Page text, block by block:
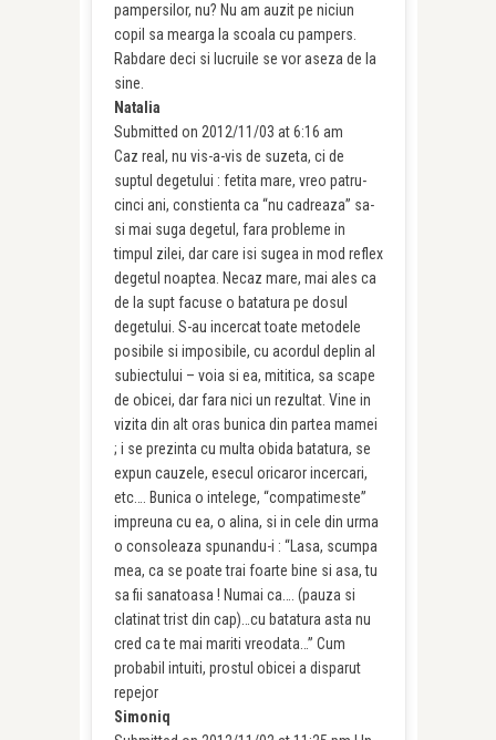
pampersilor, nu? Nu am auzit pe niciun
copil sa mearga la scoala cu pampers.
Rabdare deci si lucruile se vor aseza de la
sine.
Natalia
Submitted on 2012/11/03 at 6:16 am
Caz real, nu vis-a-vis de suzeta, ci de
suptul degetului : fetita mare, vreo patru-
cinci ani, constienta ca “nu cadreaza” sa-
si mai suga degetul, fara probleme in
timpul zilei, dar care isi sugea in mod reflex
degetul noaptea. Necaz mare, mai ales ca
de la supt facuse o batatura pe dosul
degetului. S-au incercat toate metodele
posibile si imposibile, cu acordul deplin al
subiectului – voia si ea, mititica, sa scape
de obicei, dar fara nici un rezultat. Vine in
vizita din alt oras bunica din partea mamei
; i se prezinta cu multa obida batatura, se
expun cauzele, esecul oricaror incercari,
etc…. Bunica o intelege, “compatimeste”
impreuna cu ea, o alina, si in cele din urma
o consoleaza spunandu-i : “Lasa, scumpa
mea, ca se poate trai foarte bine si asa, tu
sa fii sanatoasa ! Numai ca…. (pauza si
clatinat trist din cap)…cu batatura asta nu
cred ca te mai mariti vreodata…” Cum
probabil intuiti, prostul obicei a disparut
repejor
Simoniq